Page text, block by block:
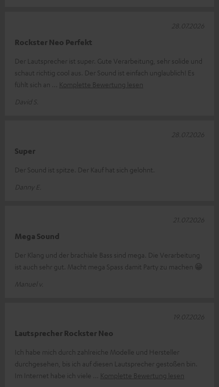
Rockster Neo Perfekt
Der Lautsprecher ist super. Gute Verarbeitung, sehr solide und
schaut richtig cool aus. Der Sound ist einfach unglaublich! Es
fühlt sich an
Komplette Bewertung lesen
David S.
28.07.2026
Super
Der Sound ist spitze. Der Kauf hat sich gelohnt.
Danny E.
28.07.2026
Mega Sound
Der Klang und der brachiale Bass sind mega. Die Verarbeitung
ist auch sehr gut. Macht mega Spass damit Party zu machen 😁
Manuel v.
21.07.2026
Lautsprecher Rockster Neo
Ich habe mich durch zahlreiche Modelle und Hersteller
durchgesehen, bis ich auf diesen Lautsprecher gestoßen bin.
Im Internet habe ich viele
Komplette Bewertung lesen
19.07.2026